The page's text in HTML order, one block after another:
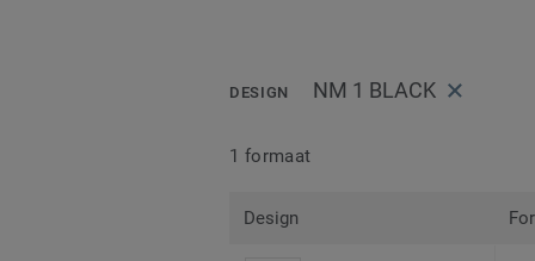
DESIGN NM 1 BLACK
1 formaat
Design